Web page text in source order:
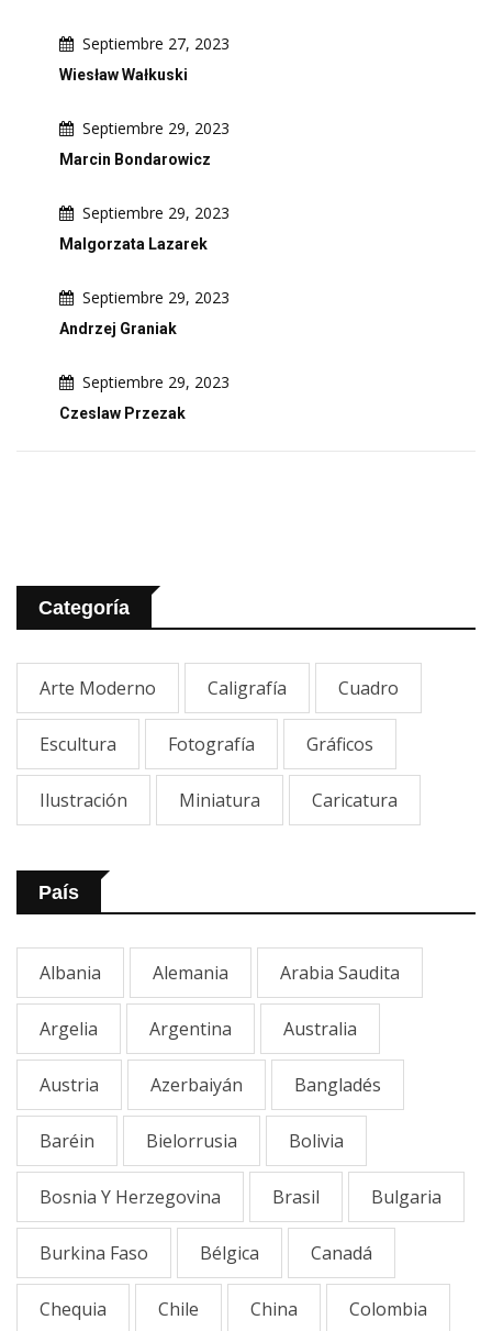
Septiembre 27, 2023
Wiesław Wałkuski
Septiembre 29, 2023
Marcin Bondarowicz
Septiembre 29, 2023
Malgorzata Lazarek
Septiembre 29, 2023
Andrzej Graniak
Septiembre 29, 2023
Czeslaw Przezak
Categoría
Arte Moderno Caligrafía Cuadro
Escultura Fotografía Gráficos
Ilustración Miniatura Caricatura
País
Albania Alemania Arabia Saudita
Argelia Argentina Australia
Austria Azerbaiyán Bangladés
Baréin Bielorrusia Bolivia
Bosnia Y Herzegovina Brasil Bulgaria
Burkina Faso Bélgica Canadá
Chequia Chile China Colombia